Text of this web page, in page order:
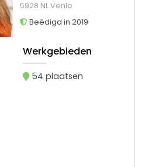
5928 NL Venlo
Beëdigd in 2019
Werkgebieden
54 plaatsen